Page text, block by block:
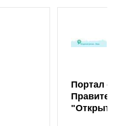
Портал